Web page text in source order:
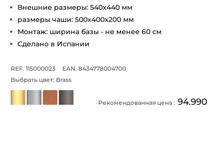
Внешние размеры: 540x440 мм
размеры чаши: 500x400x200 мм
Монтаж: ширина базы - не менее 60 см
Сделано в Испании
REF. 115000023
EAN. 8434778004700
Выбрать цвет: Brass
Рекомендованная цена : 94.990